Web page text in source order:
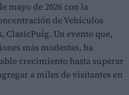
mayo de 2026 con la
de Vehículos
ClasicPuig. Un evento que,
más modestas, ha
crecimiento hasta superar
a miles de visitantes en